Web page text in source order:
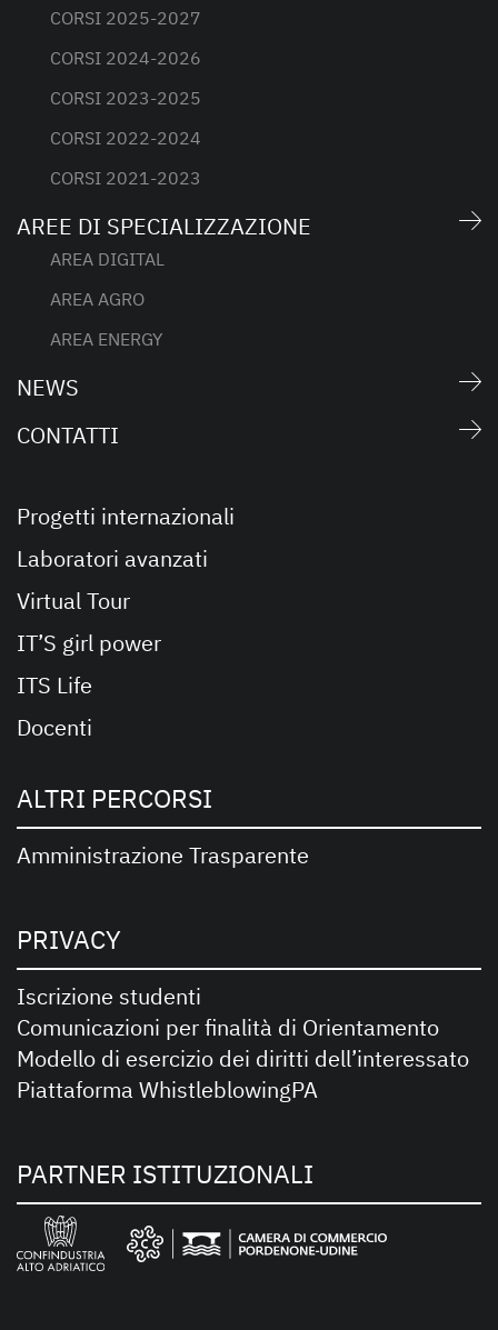
CORSI 2025-2027
CORSI 2024-2026
CORSI 2023-2025
CORSI 2022-2024
CORSI 2021-2023
AREE DI SPECIALIZZAZIONE
AREA DIGITAL
AREA AGRO
AREA ENERGY
NEWS
CONTATTI
Progetti internazionali
Laboratori avanzati
Virtual Tour
IT’S girl power
ITS Life
Docenti
ALTRI PERCORSI
Amministrazione Trasparente
PRIVACY
Iscrizione studenti
Comunicazioni per finalità di Orientamento
Modello di esercizio dei diritti dell’interessato
Piattaforma WhistleblowingPA
PARTNER ISTITUZIONALI